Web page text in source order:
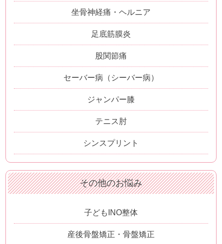
坐骨神経痛・ヘルニア
足底筋膜炎
股関節痛
セーバー病（シーバー病）
ジャンパー膝
テニス肘
シンスプリント
その他のお悩み
子どもINO整体
産後骨盤矯正・骨盤矯正